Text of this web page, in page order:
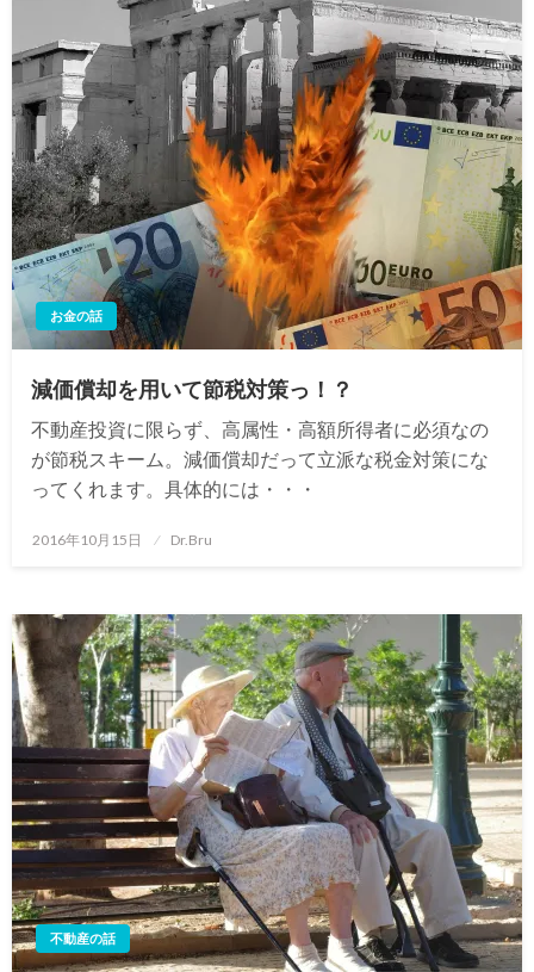
お金の話
減価償却を用いて節税対策っ！？
不動産投資に限らず、高属性・高額所得者に必須なの
が節税スキーム。減価償却だって立派な税金対策にな
ってくれます。具体的には・・・
投
2016年10月15日 Dr.Bru
不動産の話